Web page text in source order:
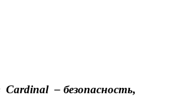
Cardinal – безопасность,